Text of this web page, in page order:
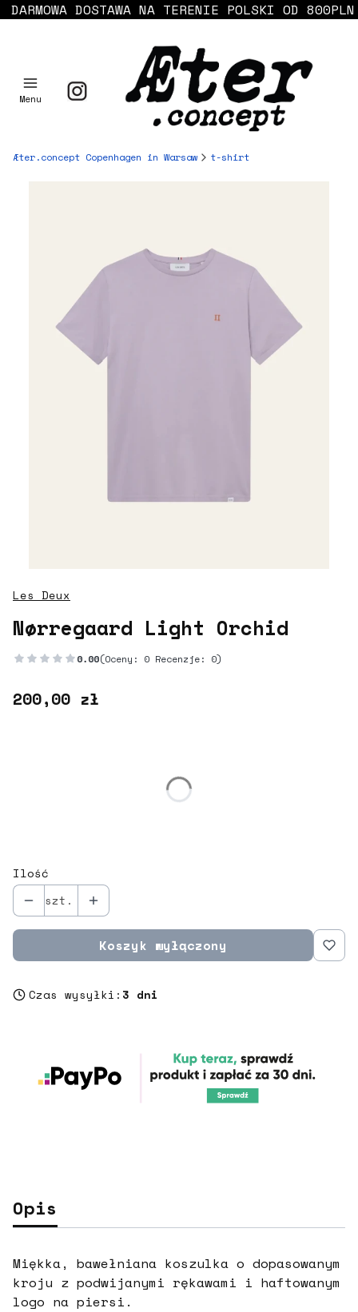
DARMOWA DOSTAWA NA TERENIE POLSKI OD 800PLN
Menu
Æter.concept Copenhagen in Warsaw t-shirt
Les Deux
Nørregaard Light Orchid
0.00(Oceny: 0 Recenzje: 0)
Cena
200,00 zł
Ilość
szt.
Koszyk wyłączony
Czas wysyłki: 3 dni
Opis
Miękka, bawełniana koszulka o dopasowanym
kroju z podwijanymi rękawami i haftowanym
logo na piersi.